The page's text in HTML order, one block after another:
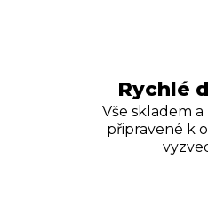
Rychlé
Vše skladem
připravené k